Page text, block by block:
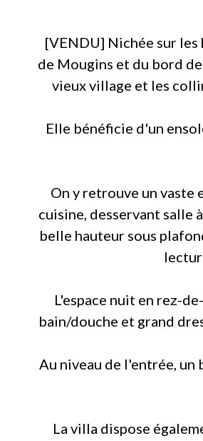
[VENDU] Nichée sur
de Mougins et du bord
vieux village et les
Elle bénéficie d'un
On y retrouve un vaste
cuisine, desservant salle
belle hauteur sous
L'espace nuit en rez-
bain/douche et grand
Au niveau de l'entrée, un
La villa dispose